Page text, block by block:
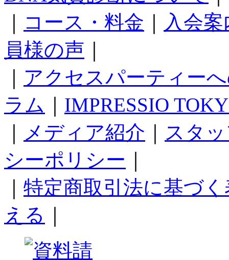
コース・料金
入会案
員様の声
アクセスパーティー
ラム
IMPRESSIO
メディア紹介
スタ
シーポリシー
特定商取引法に基づ
える